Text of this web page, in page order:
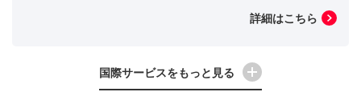
詳細はこちら
国際サービスをもっと見る